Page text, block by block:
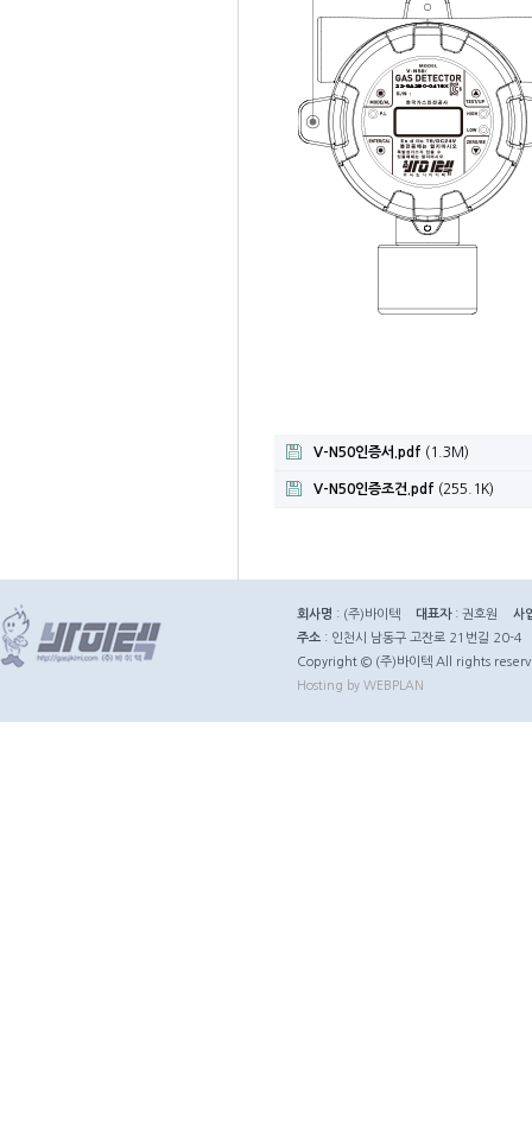
V-N50인증서.pdf (1.3M)
V-N50인증조건.pdf (255.1K)
회사명 : (주)바이텍 대표자: 권호원
사
주소 : 인천시 남동구 고잔로 21번길 20-4
Copyright © (주)바이텍 All rights
Hosting by WEBPLAN